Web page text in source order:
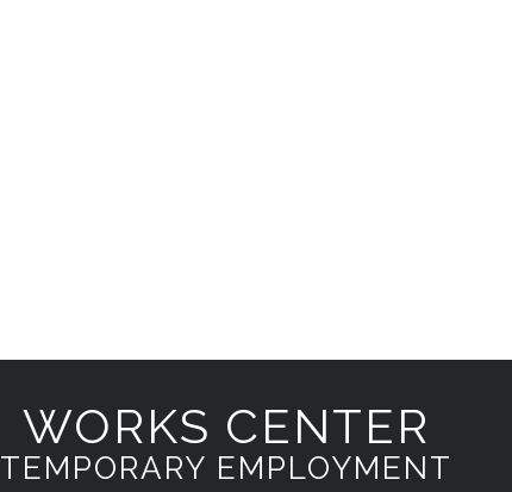
WORKS CENTER
TEMPORARY EMPLOYMENT